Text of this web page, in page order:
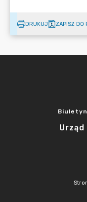
DRUKUJ ZAPISZ DO
Urząd